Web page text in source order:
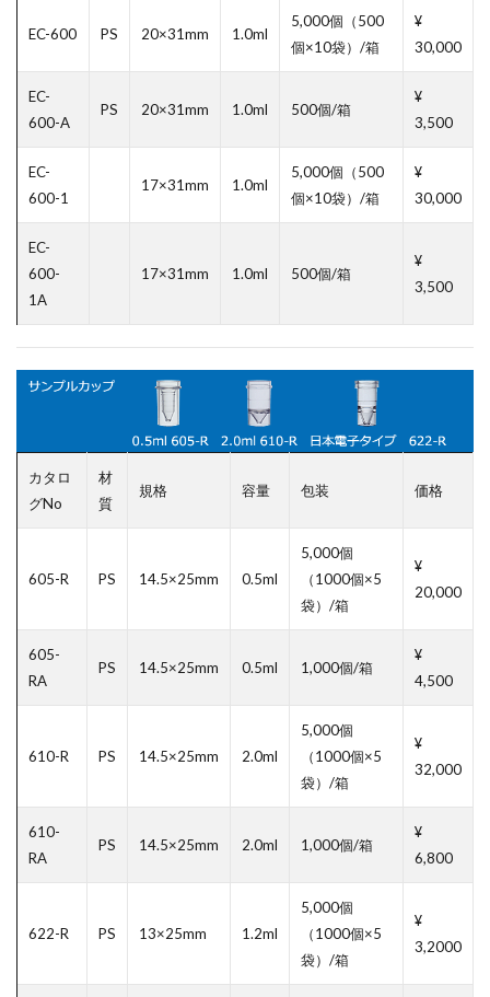
EC-600 PS 20×31mm 1.0ml
5,000個（500
個×10袋）/箱
¥
30,000
EC-
600-A
PS 20×31mm 1.0ml 500個/箱
¥
3,500
EC-
600-1
17×31mm 1.0ml
5,000個（500
個×10袋）/箱
¥
30,000
EC-
600-
1A
17×31mm 1.0ml 500個/箱
¥
3,500
カタロ
グNo
材
質
規格 容量 包装 価格
605-R PS 14.5×25mm 0.5ml
5,000個
（1000個×5
袋）/箱
¥
20,000
605-
RA
PS 14.5×25mm 0.5ml 1,000個/箱
¥
4,500
610-R PS 14.5×25mm 2.0ml
5,000個
（1000個×5
袋）/箱
¥
32,000
610-
RA
PS 14.5×25mm 2.0ml 1,000個/箱
¥
6,800
622-R PS 13×25mm 1.2ml
5,000個
（1000個×5
袋）/箱
¥
3,2000